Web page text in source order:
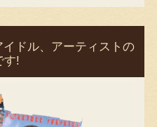
ドル、アーティストの
す!